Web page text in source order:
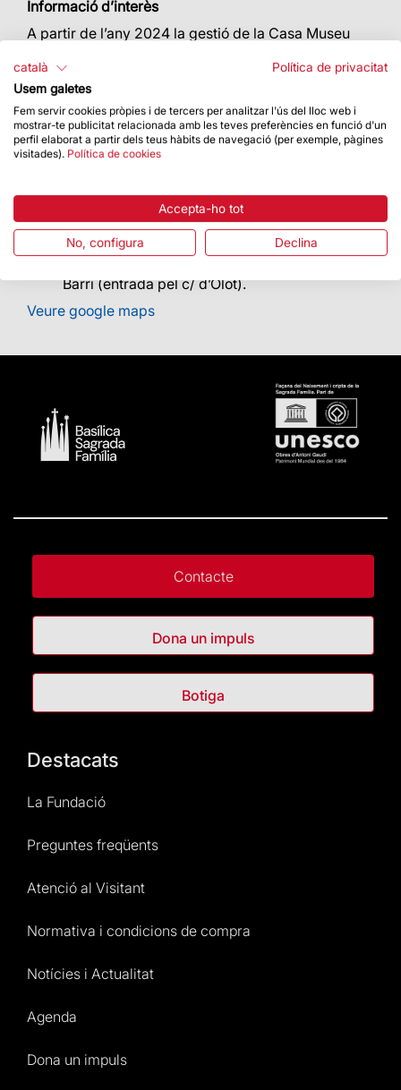
Informació d’interès
A partir de l’any 2024 la gestió de la Casa Museu
Les entrades per visitar-la es poden comprarAQUÍ
Com s'hi arriba
Park Güell, carretera del Carmel, 23A - 08024
Metro: L3 | Lesseps. En sortir del metro, cal
seguir la senyalització que condueix al Park
Güell.
Bus: 24 i V19 (entrada per la ctra. del Carmel) /
Barri (entrada pel c/ d’Olot).
Veure google maps
Contacte
Dona un impuls
Botiga
Destacats
La Fundació
Preguntes freqüents
Atenció al Visitant
Normativa i condicions de compra
Notícies i Actualitat
Agenda
Dona un impuls
català
Política de privacitat
Usem galetes
Fem servir cookies pròpies i de tercers per analitzar l'ús del lloc web i
mostrar-te publicitat relacionada amb les teves preferències en funció d'un
perfil elaborat a partir dels teus hàbits de navegació (per exemple, pàgines
visitades). Política de cookies
Accepta-ho tot
No, configura Declina